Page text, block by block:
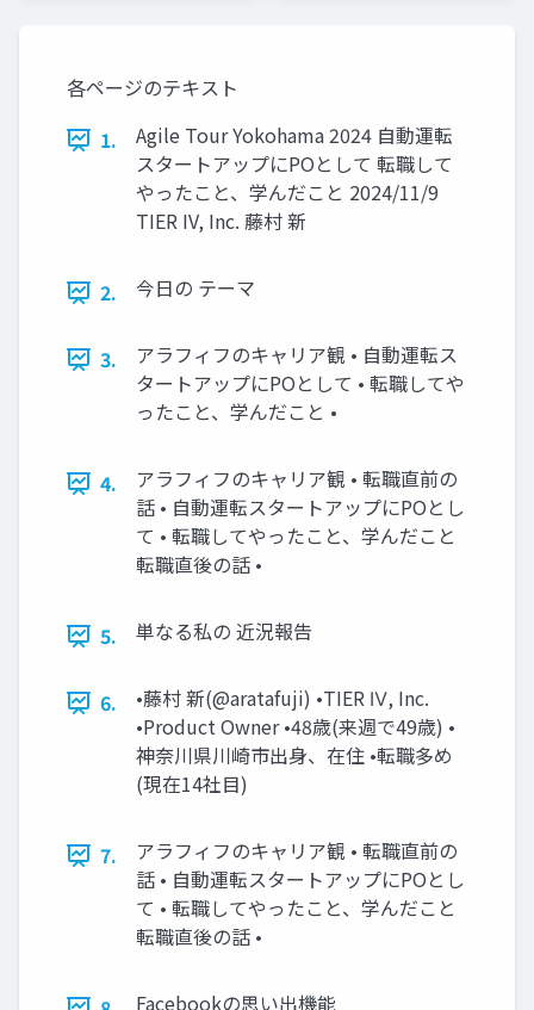
各ページのテキスト
1.
Agile Tour Yokohama 2024 自動運転
スタートアップにPOとして 転職して
やったこと、学んだこと 2024/11/9
TIER IV, Inc. 藤村 新
2. 今日の テーマ
3.
アラフィフのキャリア観 • 自動運転ス
タートアップにPOとして • 転職してや
ったこと、学んだこと •
4.
アラフィフのキャリア観 • 転職直前の
話 • 自動運転スタートアップにPOとし
て • 転職してやったこと、学んだこと
転職直後の話 •
5. 単なる私の 近況報告
6.
•藤村 新(@aratafuji) •TIER Ⅳ, Inc.
•Product Owner •48歳(来週で49歳) •
神奈川県川崎市出身、在住 •転職多め
(現在14社目)
7.
アラフィフのキャリア観 • 転職直前の
話 • 自動運転スタートアップにPOとし
て • 転職してやったこと、学んだこと
転職直後の話 •
Facebookの思い出機能